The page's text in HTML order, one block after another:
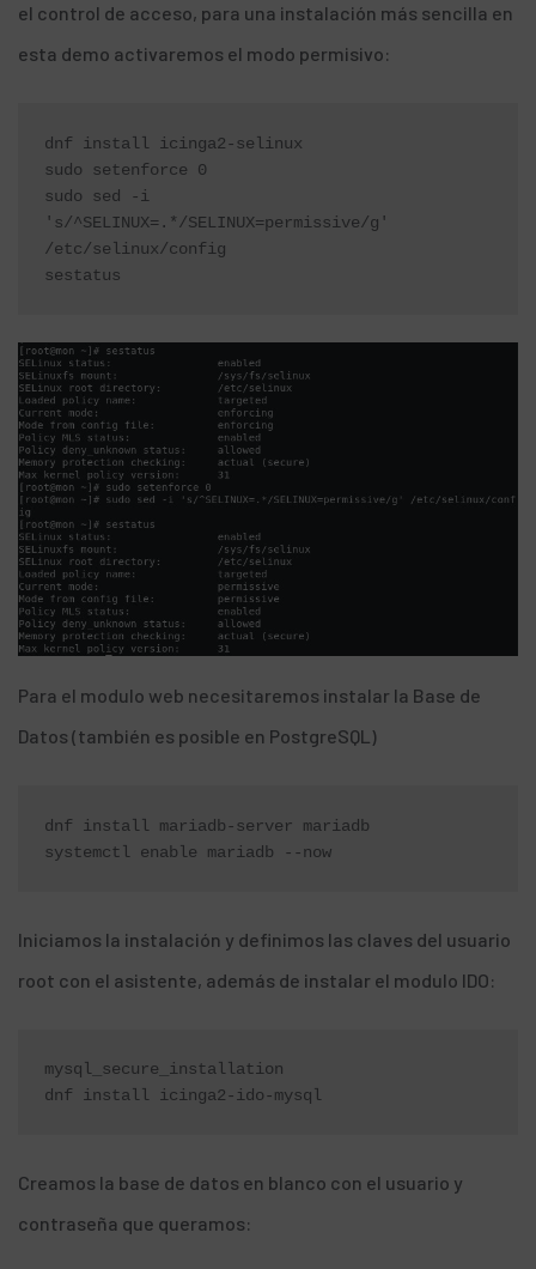
el control de acceso, para una instalación más sencilla en
esta demo activaremos el modo permisivo:
dnf install icinga2-selinux
sudo setenforce 0
sudo sed -i
's/^SELINUX=.*/SELINUX=permissive/g'
/etc/selinux/config
sestatus
Para el modulo web necesitaremos instalar la Base de
Datos (también es posible en PostgreSQL)
dnf install mariadb-server mariadb
systemctl enable mariadb --now
Iniciamos la instalación y definimos las claves del usuario
root con el asistente, además de instalar el modulo IDO:
mysql_secure_installation
dnf install icinga2-ido-mysql
Creamos la base de datos en blanco con el usuario y
contraseña que queramos: